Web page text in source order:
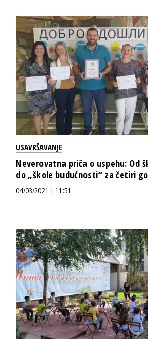
USAVRŠAVANJE
Neverovatna priča o uspehu: Od
do „škole budućnosti“ za četiri
04/03/2021 | 11:51